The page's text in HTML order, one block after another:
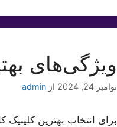
ویژگی‌های
نوامبر 24, 2024 از admin
برای انتخاب بهترین